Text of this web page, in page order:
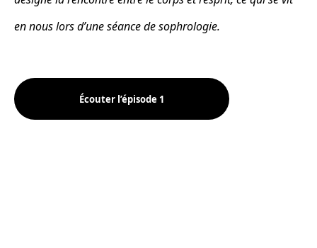
en nous lors d’une séance de sophrologie.
Écouter l’épisode 1